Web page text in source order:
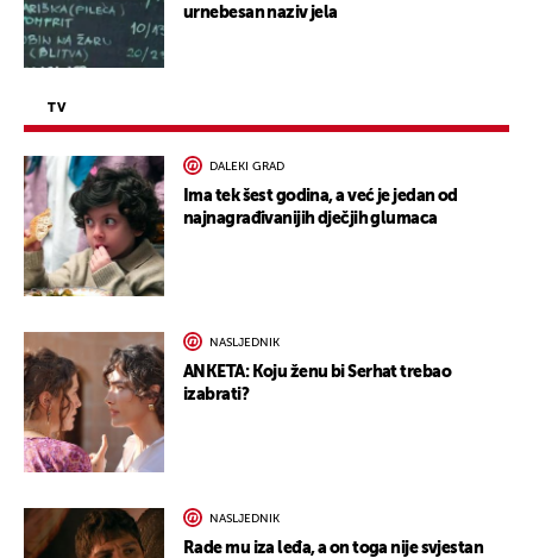
urnebesan naziv jela
TV
DALEKI GRAD
Ima tek šest godina, a već je jedan od
najnagrađivanijih dječjih glumaca
NASLJEDNIK
ANKETA: Koju ženu bi Serhat trebao
izabrati?
NASLJEDNIK
Rade mu iza leđa, a on toga nije svjestan